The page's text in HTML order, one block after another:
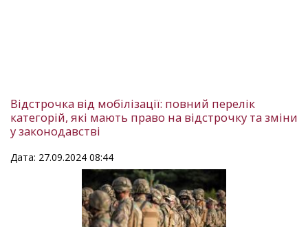
Відстрочка від мобілізації: повний перелік
категорій, які мають право на відстрочку та зміни
у законодавстві
Дата: 27.09.2024 08:44